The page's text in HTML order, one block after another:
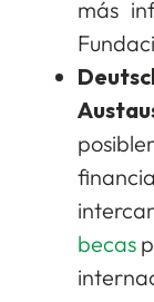
más
becas